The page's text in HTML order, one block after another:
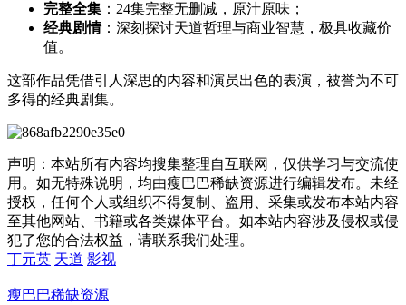
完整全集 ：24集完整无删减，原汁原味；
经典剧情：深刻探讨天道哲理与商业智慧，极具收藏价
值。
这部作品凭借引人深思的内容和演员出色的表演，被誉为不可
多得的经典剧集。
声明：本站所有内容均搜集整理自互联网，仅供学习与交流使
用。如无特殊说明，均由瘦巴巴稀缺资源进行编辑发布。未经
授权，任何个人或组织不得复制、盗用、采集或发布本站内容
至其他网站、书籍或各类媒体平台。如本站内容涉及侵权或侵
犯了您的合法权益，请联系我们处理。
丁元英 天道 影视
瘦巴巴稀缺资源